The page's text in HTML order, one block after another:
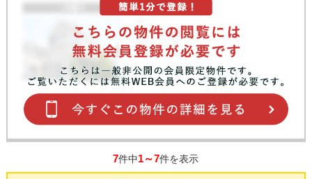
7件中1～7件を表示